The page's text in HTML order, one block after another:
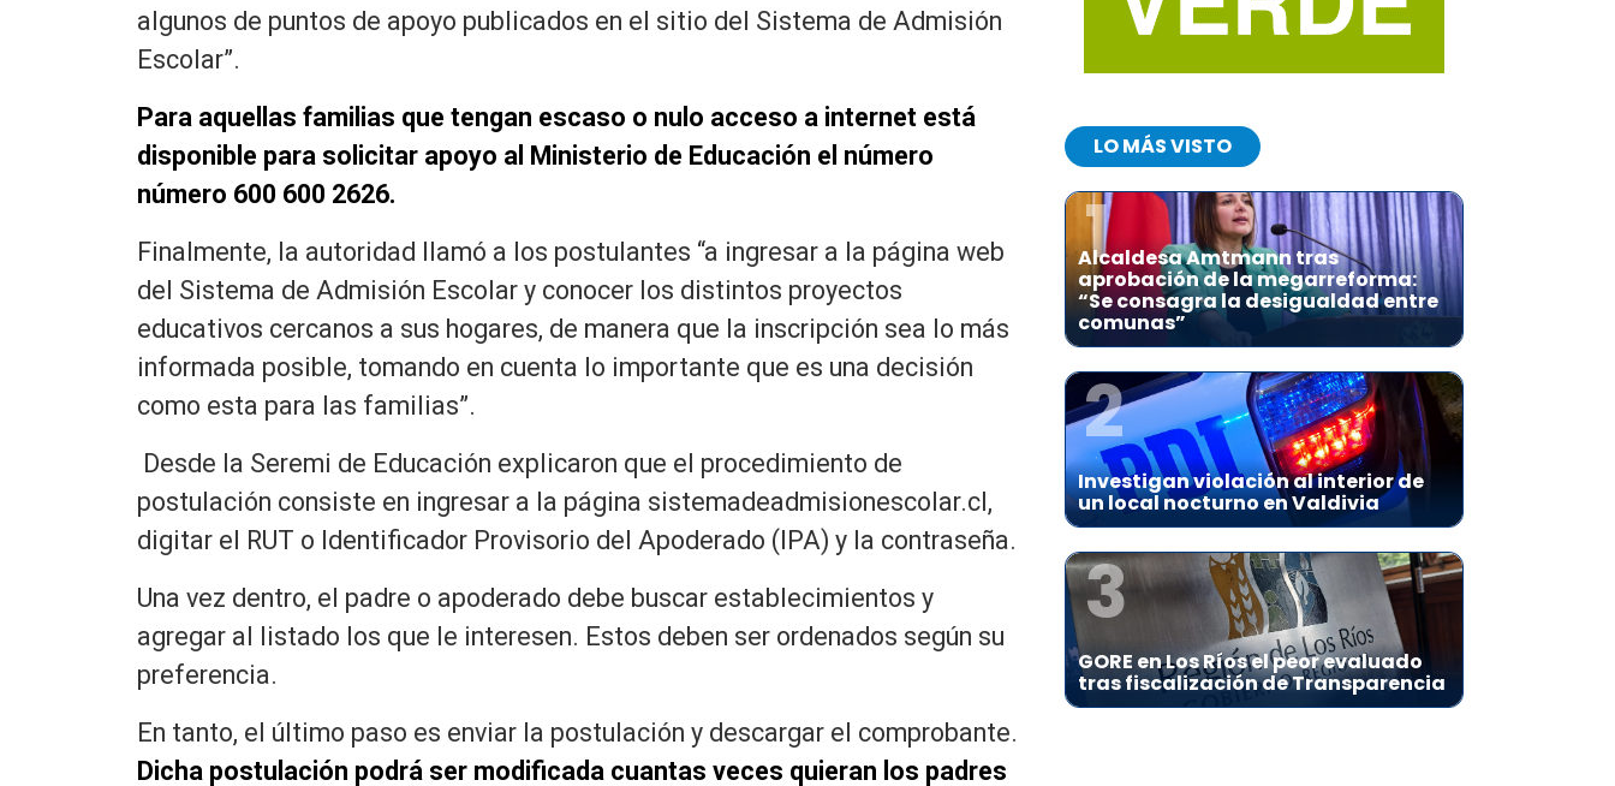
algunos de puntos de apoyo publicados en el sitio del Sistema de Admisión
Escolar”.
Para aquellas familias que tengan escaso o nulo acceso a internet está
disponible para solicitar apoyo al Ministerio de Educación el número
número 600 600 2626.
Finalmente, la autoridad llamó a los postulantes “a ingresar a la página web
del Sistema de Admisión Escolar y conocer los distintos proyectos
educativos cercanos a sus hogares, de manera que la inscripción sea lo más
informada posible, tomando en cuenta lo importante que es una decisión
como esta para las familias”.
Desde la Seremi de Educación explicaron que el procedimiento de
postulación consiste en ingresar a la página sistemadeadmisionescolar.cl,
digitar el RUT o Identificador Provisorio del Apoderado (IPA) y la contraseña.
Una vez dentro, el padre o apoderado debe buscar establecimientos y
agregar al listado los que le interesen. Estos deben ser ordenados según su
preferencia.
En tanto, el último paso es enviar la postulación y descargar el comprobante.
Dicha postulación podrá ser modificada cuantas veces quieran los padres
LO MÁS VISTO
1
Alcaldesa Amtmann tras
aprobación de la megarreforma:
“Se consagra la desigualdad entre
comunas”
2
Investigan violación al interior de
un local nocturno en Valdivia
3
GORE en Los Ríos el peor evaluado
tras fiscalización de Transparencia